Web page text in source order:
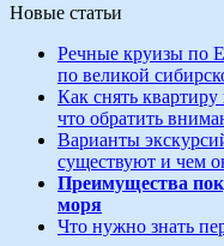
Новые статьи
Речные круизы по
по великой
Как снять
что обратить
Варианты
существуют и чем
Преимущества
моря
Что нужно знать